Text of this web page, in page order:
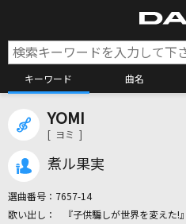
キーワード 曲名
YOMI
[ ヨミ ]
煮ル果実
選曲番号： 7657-14
『子供騙しが世界を変えた!』